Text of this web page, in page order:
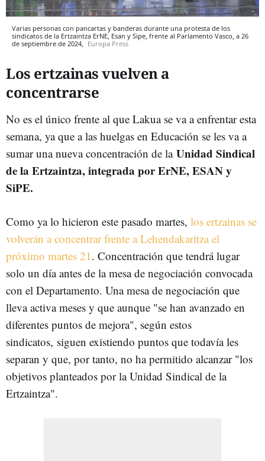
Varias personas con pancartas y banderas durante una protesta de los
sindicatos de la Ertzaintza ErNE, Esan y Sipe, frente al Parlamento Vasco, a 26
de septiembre de 2024,
Europa Press
Los ertzainas vuelven a
concentrarse
No es el único frente al que Lakua se va a enfrentar esta
semana, ya que a las huelgas en Educación se les va a
sumar una nueva concentración de la Unidad Sindical
de la Ertzaintza, integrada por ErNE, ESAN y
SiPE.
Como ya lo hicieron este pasado martes, los ertzainas se
volverán a concentrar frente a Lehendakaritza el
próximo martes 21 . Concentración que tendrá lugar
solo un día antes de la mesa de negociación convocada
con el Departamento. Una mesa de negociación que
lleva activa meses y que aunque "se han avanzado en
diferentes puntos de mejora", según estos
sindicatos, siguen existiendo puntos que todavía les
separan y que, por tanto, no ha permitido alcanzar "los
objetivos planteados por la Unidad Sindical de la
Ertzaintza".